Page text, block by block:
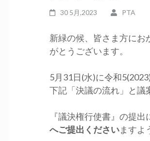
30 5月,2023 PTA
新緑の候、皆さま方にお
がとうございます。
5月31日(水)に令和
下記「決議の流れ」と議
『議決権行使書』の提
へご提出くださいますよ